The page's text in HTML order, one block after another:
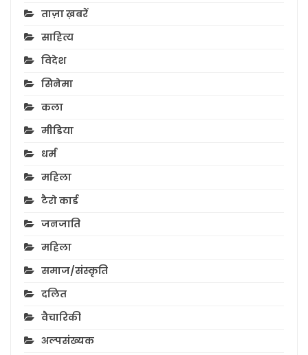
ताज़ा ख़बरें
साहित्य
विदेश
सिनेमा
कला
मीडिया
धर्म
महिला
टैरो कार्ड
जनजाति
महिला
समाज/संस्कृति
दलित
वैचारिकी
अल्पसंख्यक